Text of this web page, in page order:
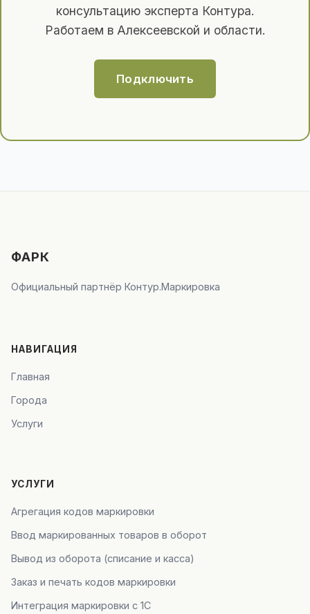
консультацию эксперта Контура.
Работаем в Алексеевской и области.
Подключить
ФАРК
Официальный партнёр Контур.Маркировка
НАВИГАЦИЯ
Главная
Города
Услуги
УСЛУГИ
Агрегация кодов маркировки
Ввод маркированных товаров в оборот
Вывод из оборота (списание и касса)
Заказ и печать кодов маркировки
Интеграция маркировки с 1С